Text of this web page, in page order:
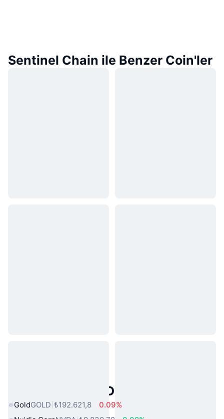
Sentinel Chain ile Benzer Coin'ler
Popüler Gerçek Dünya Varlıkları
GoldGOLD ₺192.621,8
0.09%